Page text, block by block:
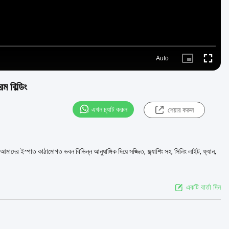
Auto
Picture- Fullscreen
এখন চ্যাট করুন শেয়ার করুন
ইস্পাত কাঠামোগত ভবন বিভিন্ন আনুষাঙ্গিক দিয়ে সজ্জিত, ফ্ল্যাশিং সহ, সিলিং লাইট, ফ্যান,
একটি বার্তা দিন